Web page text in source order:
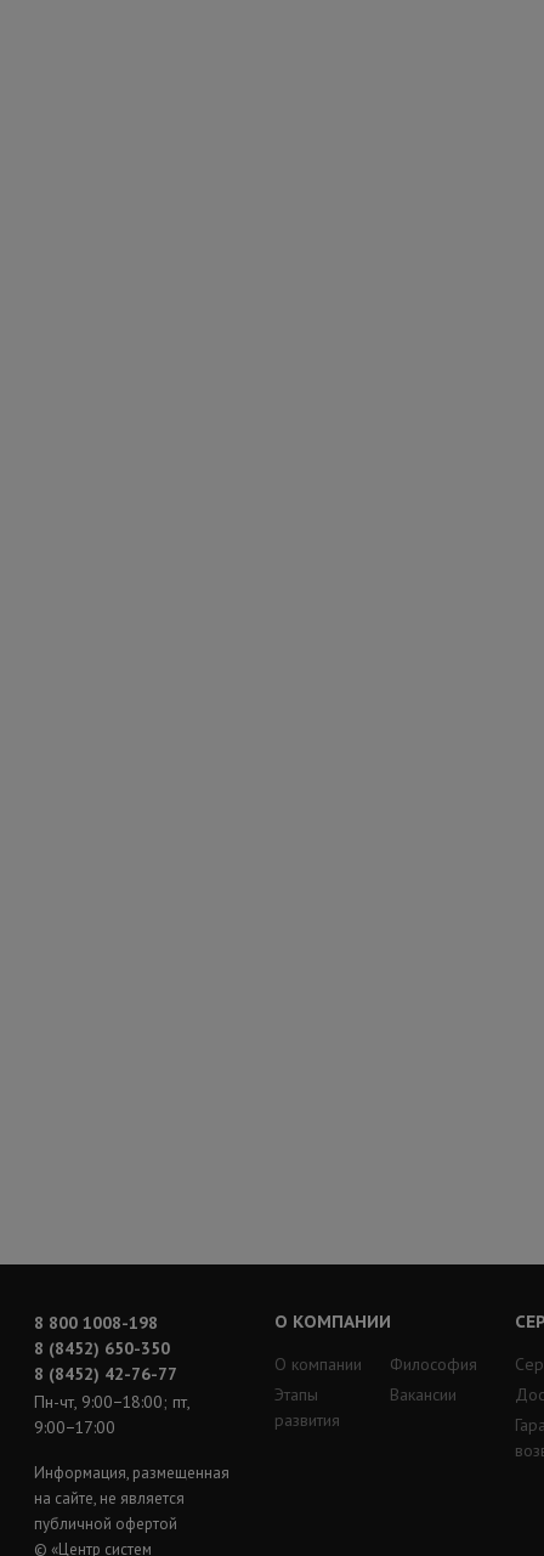
8 800 1008-198
8 (8452) 650-350
8 (8452) 42-76-77
Пн-чт, 9:00−18:00; пт,
9:00−17:00
Информация, размещенная
на сайте, не является
публичной офертой
© «Центр систем
О КОМПАНИИ
О компании
Этапы
развития
Философия
Вакансии